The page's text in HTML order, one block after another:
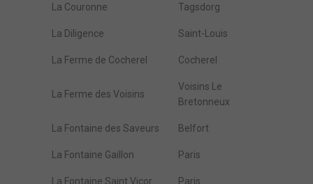
La Couronne Tagsdorg
La Diligence Saint-Louis
La Ferme de Cocherel Cocherel
La Ferme des Voisins
Voisins Le
Bretonneux
La Fontaine des Saveurs Belfort
La Fontaine Gaillon Paris
La Fontaine Saint Vicor Paris